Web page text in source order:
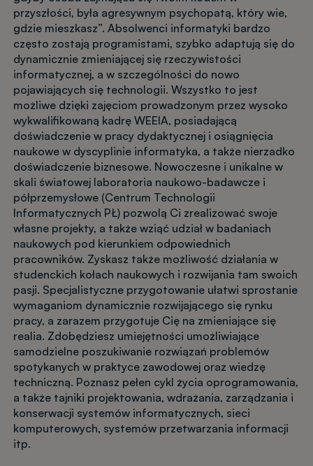
przyszłości, była agresywnym psychopatą, który wie,
gdzie mieszkasz”. Absolwenci informatyki bardzo
często zostają programistami, szybko adaptują się do
dynamicznie zmieniającej się rzeczywistości
informatycznej, a w szczególności do nowo
pojawiających się technologii. Wszystko to jest
możliwe dzięki zajęciom prowadzonym przez wysoko
wykwalifikowaną kadrę WEEIA, posiadającą
doświadczenie w pracy dydaktycznej i osiągnięcia
naukowe w dyscyplinie informatyka, a także nierzadko
doświadczenie biznesowe. Nowoczesne i unikalne w
skali światowej laboratoria naukowo-badawcze i
półprzemysłowe (Centrum Technologii
Informatycznych PŁ) pozwolą Ci zrealizować swoje
własne projekty, a także wziąć udział w badaniach
naukowych pod kierunkiem odpowiednich
pracowników. Zyskasz także możliwość działania w
studenckich kołach naukowych i rozwijania tam swoich
pasji. Specjalistyczne przygotowanie ułatwi sprostanie
wymaganiom dynamicznie rozwijającego się rynku
pracy, a zarazem przygotuje Cię na zmieniające się
realia. Zdobędziesz umiejętności umożliwiające
samodzielne poszukiwanie rozwiązań problemów
spotykanych w praktyce zawodowej oraz wiedzę
techniczną. Poznasz pełen cykl życia oprogramowania,
a także tajniki projektowania, wdrażania, zarządzania i
konserwacji systemów informatycznych, sieci
komputerowych, systemów przetwarzania informacji
itp.